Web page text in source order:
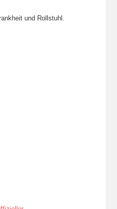
und Rollstuhl.